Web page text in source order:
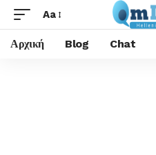
Aa
Αρχική Blog Chat